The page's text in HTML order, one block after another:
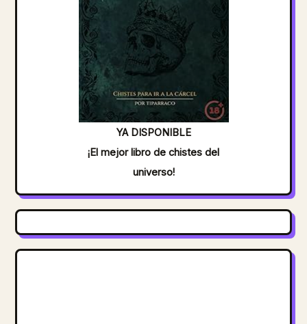
YA DISPONIBLE
¡El mejor libro de chistes del
universo!